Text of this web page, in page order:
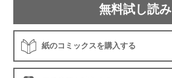
無料試し読み
紙のコミックスを購入する